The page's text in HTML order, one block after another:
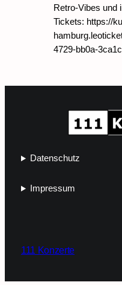
Retro-Vibes und
Tickets: https://
4729-bb0a-
Datenschutz
Impressum
111 Konzerte